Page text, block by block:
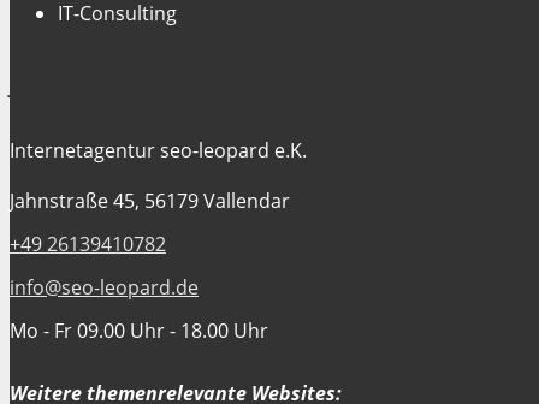
IT-Consulting
Internetagentur seo-leopard e.K.
Jahnstraße 45, 56179 Vallendar
+49 26139410782
info@seo-leopard.de
Mo - Fr 09.00 Uhr - 18.00 Uhr
Weitere themenrelevante Websites: